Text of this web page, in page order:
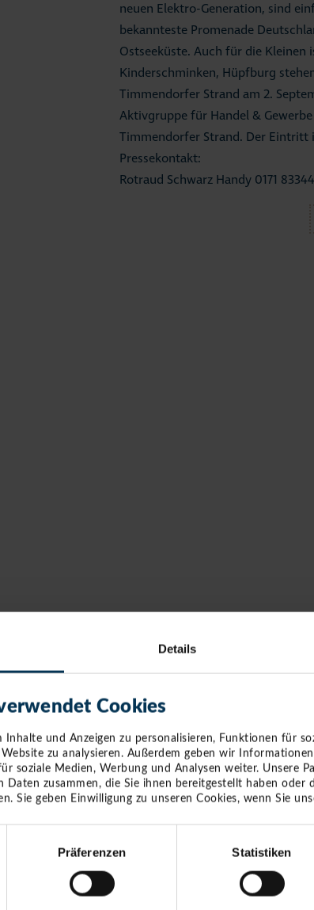
Details
Cookies
Inhalte und Anzeigen zu personalisieren, Funktionen für
zu analysieren. Außerdem geben wir
soziale Medien, Werbung und Analysen weiter. Unsere
Daten zusammen, die Sie ihnen bereitgestellt haben oder
Sie geben Einwilligung zu unseren Cookies, wenn Sie
Präferenzen Statistiken
neuen Elektro-Generation, sind
bekannteste Promenade
Ostseeküste. Auch für die
Kinderschminken, Hüpfburg
Timmendorfer Strand am 2.
Aktivgruppe für Handel &
Timmendorfer Strand. Der Eintritt
Pressekontakt:
Rotraud Schwarz Handy 0171